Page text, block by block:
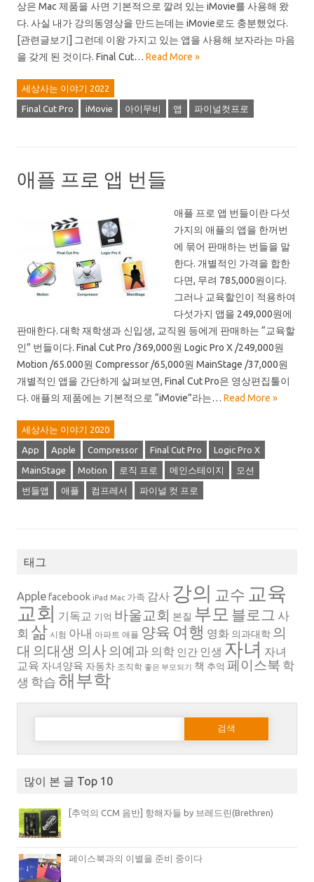
상은 Mac 제품을 사면 기본적으로 깔려 있는 iMovie를 사용해 왔
다. 사실 내가 강의동영상을 만드는데는 iMovie로도 충분했었다.
[관련글보기] 그런데 이왕 가지고 있는 앱을 사용해 보자라는 마음
을 갖게 된 것이다. Final Cut… Read More »
세상사는 이야기 2022
Final Cut Pro iMovie 아이무비 앱 파이널컷프로
애플 프로 앱 번들
애플 프로 앱 번들이란 다섯
가지의 애플의 앱을 한꺼번
에 묶어 판매하는 번들을 말
한다. 개별적인 가격을 합한
다면, 무려 785,000원이다.
그러나 교육할인이 적용하여
다섯가지 앱을 249,000원에
판매한다. 대학 재학생과 신입생, 교직원 등에게 판매하는 “교육할
인” 번들이다. Final Cut Pro /369,000원 Logic Pro X /249,000원
Motion /65.000원 Compressor /65,000원 MainStage /37,000원
개별적인 앱을 간단하게 살펴보면, Final Cut Pro은 영상편집툴이
다. 애플의 제품에는 기본적으로 “iMovie”라는… Read More »
세상사는 이야기 2020
App Apple Compressor Final Cut Pro Logic Pro X
MainStage Motion 로직 프로 메인스테이지 모션
번들앱 애플 컴프레서 파이널 컷 프로
태그
Applefacebook iPad Mac 가족 감사 강의 교수 교육
교회 기독교 기억 바울교회 본질 부모 블로그 사
회 삶 시험 아내 아파트 애플 양육 여행 영화 의과대학 의
대 의대생 의사의예과 의학 인간 인생 자녀 자녀
교육 자녀양육 자동차 조직학 좋은 부모되기 책 추억 페이스북 학
생 학습 해부학
다음 검색:
많이 본 글 Top 10
[추억의 CCM 음반] 항해자들 by 브레드린(Brethren)
페이스북과의 이별을 준비 중이다